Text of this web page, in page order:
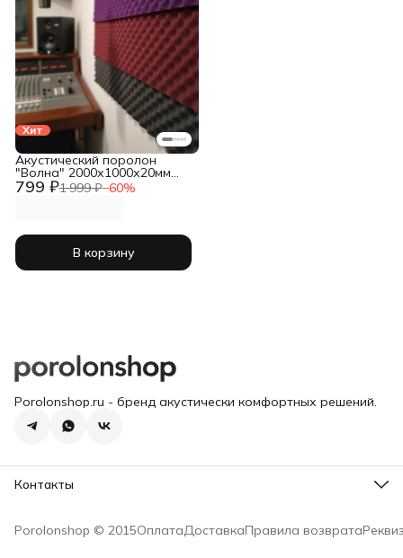
Хит
799 ₽1 999 ₽−60%
Акустический поролон
"Волна" 2000х1000х20мм
черный
В корзину
Porolonshop.ru - бренд акустически комфортных решений.
Контакты
Телефон
8 (977) 250-11-66
Porolonshop © 2015ОплатаДоставкаПравила возврата